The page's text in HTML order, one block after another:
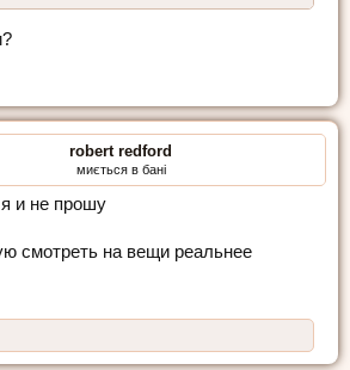
robert redford
миється в бані
и не прошу
смотреть на вещи реальнее